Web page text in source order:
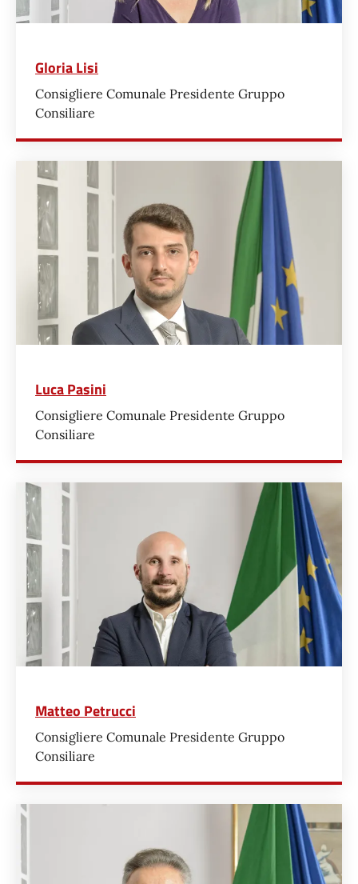
Gloria Lisi
Consigliere Comunale Presidente Gruppo
Consiliare
Luca Pasini
Consigliere Comunale Presidente Gruppo
Consiliare
Matteo Petrucci
Consigliere Comunale Presidente Gruppo
Consiliare